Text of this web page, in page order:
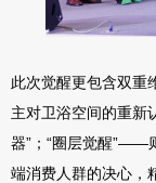
此次觉醒更包含双重
主对卫浴空间的重新
器”；“圈层觉醒”——
端消费人群的决心，